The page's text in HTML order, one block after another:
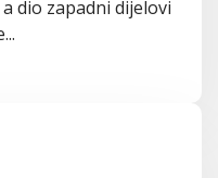
dio zapadni dijelovi